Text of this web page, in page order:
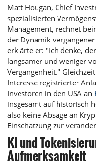
Matt Hougan, Chief
spezialisierten
Management, rechnet
der Dynamik
erklärte er: "Ich denke,
langsamer und weniger
Vergangenheit."
Interesse registrierter
Investoren in den USA an
insgesamt auf historisch
also keine Absage an
Einschätzung zur
KI und
Aufmerksamkeit